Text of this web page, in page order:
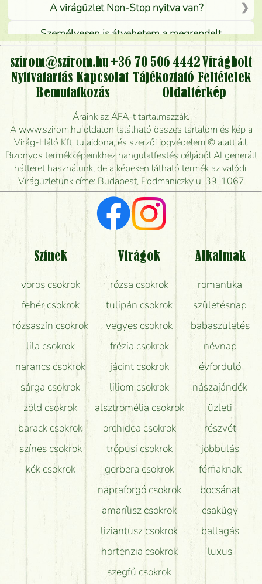
A virágüzlet Non-Stop nyitva van?
Személyesen is átvehetem a megrendelt
virágcsokrot, vagy csak virágküldéssel, kiszállítással
kérhető?
Vidékre is lehet rendelni?
Meddig rendelhetek virágküldést úgy, hogy még ma
kiszállítsák?
Mennyire gyorsan tudják elkészíteni a csokrot, és
mikor tudják leghamarabb kiszállítani?
Vörös rózsát keresek, van önöknél?
Milyen visszajelzést kapok a virágküldésről?
Tényleg azt kapom, ami a képen van?
Mit kell tudni a virágcsokrok szállításáról?
Hogy marad a lehető legtovább friss a csokor?
Tudok adventi koszorút vásárolni boltban?
szirom@szirom.hu +36 70 506 4442 Virágbolt
Nyitvatartás Kapcsolat Tájékoztató Feltételek
Bemutatkozás
Oldaltérkép
Áraink az ÁFA-t tartalmazzák.
A www.szirom.hu oldalon található összes tartalom és kép a
Virág-Háló Kft. tulajdona, és szerzői jogvédelem © alatt áll.
Bizonyos termékképeinkhez hangulatfestés céljából AI generált
hátteret használunk, de a képeken látható termék az valódi.
Virágüzletünk címe: Budapest, Podmaniczky u. 39. 1067
Színek
vörös csokrok
fehér csokrok
rózsaszín csokrok
lila csokrok
narancs csokrok
sárga csokrok
zöld csokrok
barack csokrok
színes csokrok
kék csokrok
Virágok
rózsa csokrok
tulipán csokrok
vegyes csokrok
frézia csokrok
jácint csokrok
liliom csokrok
alsztromélia csokrok
orchidea csokrok
trópusi csokrok
gerbera csokrok
napraforgó csokrok
amarílisz csokrok
liziantusz csokrok
hortenzia csokrok
szegfű csokrok
Alkalmak
romantika
születésnap
babaszületés
névnap
évforduló
nászajándék
üzleti
részvét
jobbulás
férfiaknak
bocsánat
csakúgy
ballagás
luxus